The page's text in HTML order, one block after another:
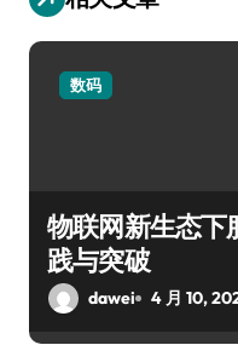
数码
物联网新生态下
践与突破
dawei 4 月 10,